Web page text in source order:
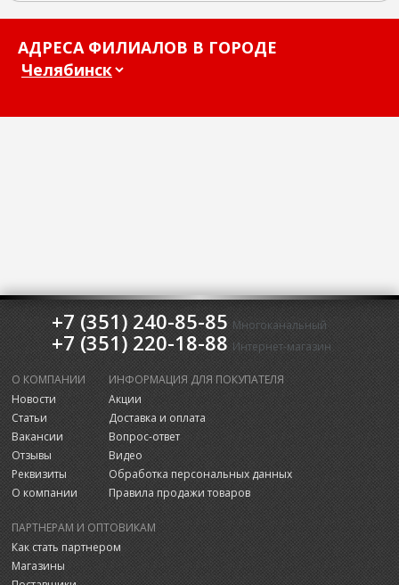
АДРЕСА ФИЛИАЛОВ В ГОРОДЕ
+7 (351) 240-85-85 Многоканальный
+7 (351) 220-18-88 Интернет-магазин
О КОМПАНИИ
Новости
Статьи
Вакансии
Отзывы
Реквизиты
О компании
ИНФОРМАЦИЯ ДЛЯ ПОКУПАТЕЛЯ
Акции
Доставка и оплата
Вопрос-ответ
Видео
Обработка персональных данных
Правила продажи товаров
ПАРТНЕРАМ И ОПТОВИКАМ
Как стать партнером
Магазины